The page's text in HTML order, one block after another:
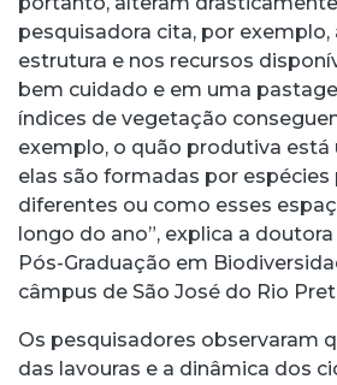
pesquisadora cita, por exemplo,
estrutura e nos recursos
bem cuidado e em uma
índices de vegetação
exemplo, o quão produtiva está
elas são formadas por espécies
diferentes ou como esses
longo do ano”, explica a
Pós-Graduação em
câmpus de São José do Rio
Os pesquisadores observaram
das lavouras e a dinâmica dos